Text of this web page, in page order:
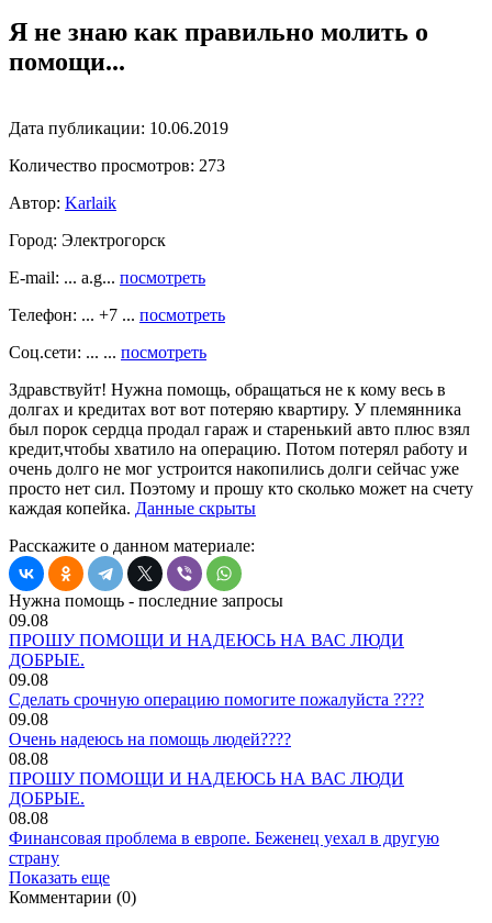
Я не знаю как правильно молить о
помощи...
Дата публикации: 10.06.2019
Количество просмотров: 273
Автор: Karlaik
Город: Электрогорск
E-mail: ... a.g... посмотреть
Телефон: ... +7 ... посмотреть
Соц.сети: ... ... посмотреть
Здравствуйт! Нужна помощь, обращаться не к кому весь в
долгах и кредитах вот вот потеряю квартиру. У племянника
был порок сердца продал гараж и старенький авто плюс взял
кредит,чтобы хватило на операцию. Потом потерял работу и
очень долго не мог устроится накопились долги сейчас уже
просто нет сил. Поэтому и прошу кто сколько может на счету
каждая копейка. Данные скрыты
Расскажите о данном материале:
Нужна помощь - последние запросы
09.08
ПРОШУ ПОМОЩИ И НАДЕЮСЬ НА ВАС ЛЮДИ
ДОБРЫЕ.
09.08
Сделать срочную операцию помогите пожалуйста ????
09.08
Очень надеюсь на помощь людей????
08.08
ПРОШУ ПОМОЩИ И НАДЕЮСЬ НА ВАС ЛЮДИ
ДОБРЫЕ.
08.08
Финансовая проблема в европе. Беженец уехал в другую
страну
Показать еще
Комментарии (0)